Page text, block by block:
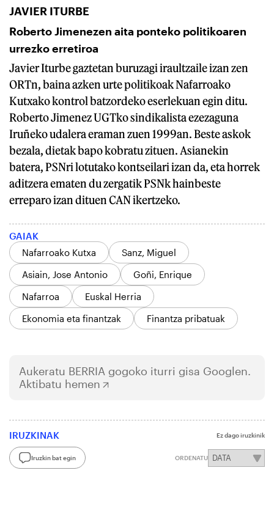
JAVIER ITURBE
Roberto Jimenezen aita ponteko politikoaren
urrezko erretiroa
Javier Iturbe gaztetan buruzagi iraultzaile izan zen
ORTn, baina azken urte politikoak Nafarroako
Kutxako kontrol batzordeko eserlekuan egin ditu.
Roberto Jimenez UGTko sindikalista ezezaguna
Iruñeko udalera eraman zuen 1999an. Beste askok
bezala, dietak bapo kobratu zituen. Asianekin
batera, PSNri lotutako kontseilari izan da, eta horrek
aditzera ematen du zergatik PSNk hainbeste
erreparo izan dituen CAN ikertzeko.
GAIAK
Nafarroako Kutxa
Sanz, Miguel
Asiain, Jose Antonio
Goñi, Enrique
Nafarroa
Euskal Herria
Ekonomia eta finantzak
Finantza pribatuak
Aukeratu BERRIA gogoko iturri gisa Googlen.
Aktibatu hemen
IRUZKINAK Ez dago iruzkinik
Iruzkin bat egin ORDENATU